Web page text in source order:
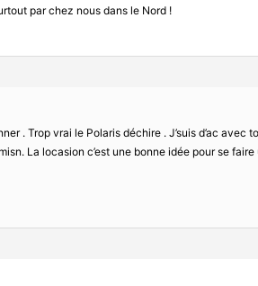
par chez nous dans le Nord !
. Trop vrai le Polaris déchire . J’suis d’ac avec
La locasion c’est une bonne idée pour se